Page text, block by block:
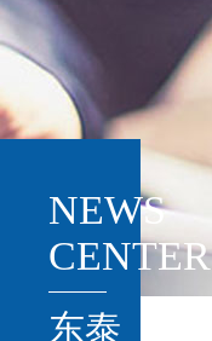
NEWS
CENTER
东泰